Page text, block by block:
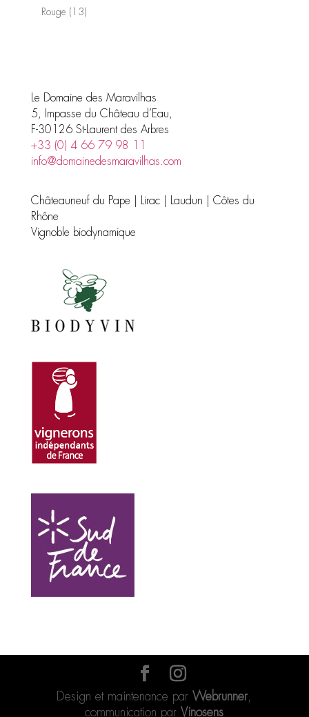
produit
Rouge 1313
Le Domaine des Maravilhas
5, Impasse du Château d’Eau,
F-30126 St-Laurent des Arbres
+33 (0) 4 66 79 98 11
info@domainedesmaravilhas.com
Châteauneuf du Pape | Lirac | Laudun | Côtes du
Rhône
Vignoble biodynamique
Design et maintenance par Webrunner,
communication parVinosens